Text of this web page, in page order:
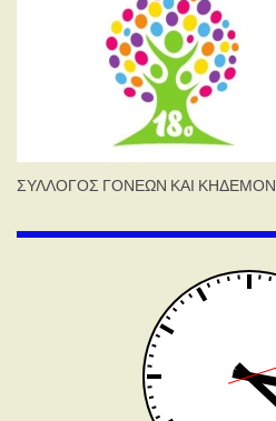
ΣΥΛΛΟΓΟΣ ΓΟΝΕΩΝ ΚΑΙ